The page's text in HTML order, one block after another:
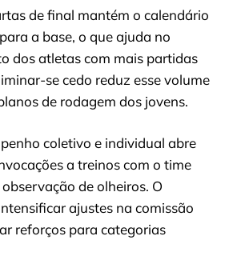
de final mantém o calendário
a base, o que ajuda no
dos atletas com mais partidas
se cedo reduz esse volume
de rodagem dos jovens.
coletivo e individual abre
a treinos com o time
de olheiros. O
ajustes na comissão
reforços para categorias